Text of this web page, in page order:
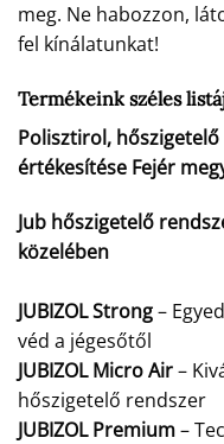
meg. Ne habozzon,
fel kínálatunkat!
Termékeink széles
Polisztirol,
értékesítése Fejér
Jub hőszigetelő
közelében
JUBIZOL Strong–
véd a jégesőtől
JUBIZOL Micro Air–
hőszigetelő rendszer
JUBIZOL Premium–